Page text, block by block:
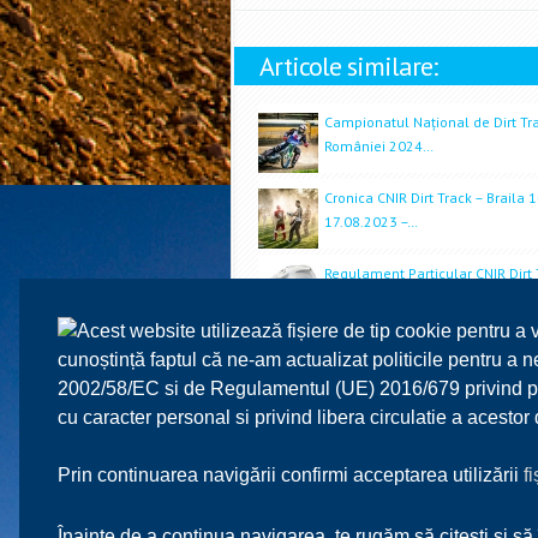
Acest website utilizează fișiere de tip cookie pentru a
cunoștință faptul că ne-am actualizat politicile pentru a
2002/58/EC si de Regulamentul (UE) 2016/679 privind
cu caracter personal si privind libera circulatie a
Prin continuarea navigării confirmi acceptarea utilizării
Articole similare:
Campionatul Național de Dirt
României 2024…
Cronica CNIR Dirt Track – Braila
17.08.2023 –…
Regulament Particular CNIR Dirt
RP CNIR Dirt-Track Et. 1,2,3,4 –
25.08.2024
Rezultate CNIR Dirt Track –